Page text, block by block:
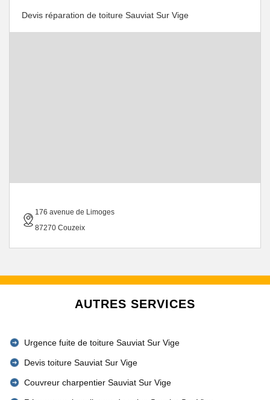
Devis réparation de toiture Sauviat Sur Vige
176 avenue de Limoges
87270 Couzeix
AUTRES SERVICES
Urgence fuite de toiture Sauviat Sur Vige
Devis toiture Sauviat Sur Vige
Couvreur charpentier Sauviat Sur Vige